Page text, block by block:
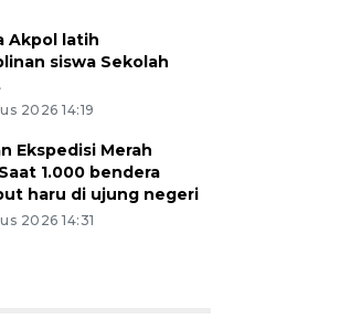
Akpol latih
siswa Sekolah
2026 14:19
Ekspedisi Merah
1.000 bendera
haru di ujung negeri
2026 14:31